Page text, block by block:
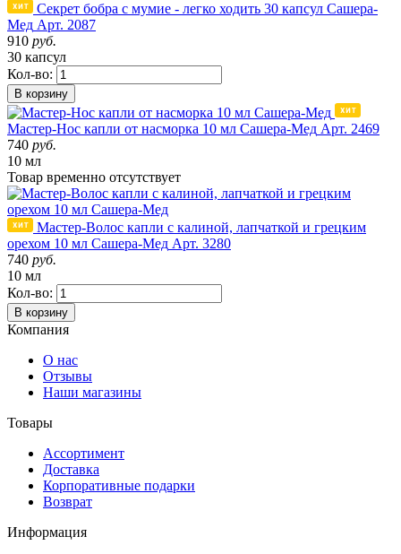
Секрет бобра с мумие - легко ходить 30 капсул Сашера-
Мед Арт. 2087
910 руб.
30 капсул
Кол-во:
В корзину
Мастер-Нос капли от насморка 10 мл Сашера-Мед Арт. 2469
740 руб.
10 мл
Товар временно отсутствует
Мастер-Волос капли с калиной, лапчаткой и грецким
орехом 10 мл Сашера-Мед Арт. 3280
740 руб.
10 мл
Кол-во:
В корзину
Компания
О нас
Отзывы
Наши магазины
Товары
Ассортимент
Доставка
Корпоративные подарки
Возврат
Информация